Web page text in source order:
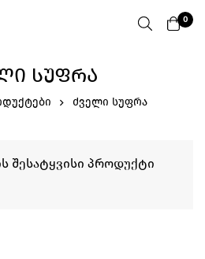
0
ᲡᲣᲤᲠᲐ
ძველი სუფრა
შესატყვისი პროდუქტი